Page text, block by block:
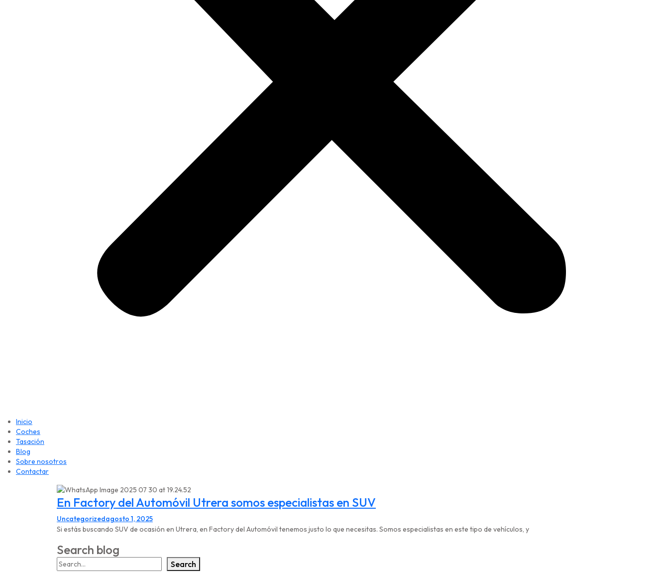
Inicio
Coches
Tasación
Blog
Sobre nosotros
Contactar
En Factory del Automóvil Utrera somos especialistas en SUV
Uncategorizedagosto 1, 2025
Si estás buscando SUV de ocasión en Utrera, en Factory del Automóvil tenemos justo lo que necesitas. Somos especialistas en este tipo de vehículos, y
Search blog
Search